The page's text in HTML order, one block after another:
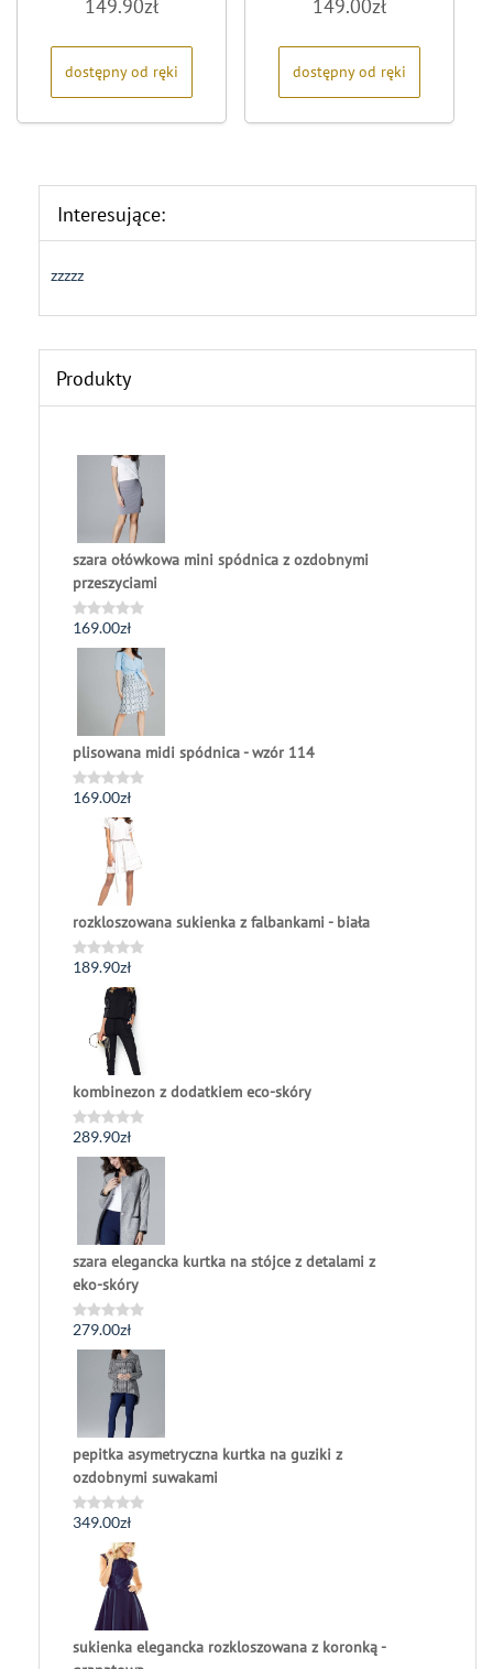
0
na
149.90zł
dostępny od ręki
0
na
149.00zł
dostępny od ręki
Interesujące:
zzzzz
Produkty
szara ołówkowa mini spódnica z ozdobnymi
przeszyciami
Oceniono
0
169.00zł
plisowana midi spódnica - wzór 114
Oceniono
169.00zł
rozkloszowana sukienka z falbankami - biała
Oceniono
189.90zł
kombinezon z dodatkiem eco-skóry
Oceniono
0
289.90zł
szara elegancka kurtka na stójce z detalami z
eko-skóry
Oceniono
0
279.00zł
pepitka asymetryczna kurtka na guziki z
ozdobnymi suwakami
Oceniono
349.00zł
sukienka elegancka rozkloszowana z koronką -